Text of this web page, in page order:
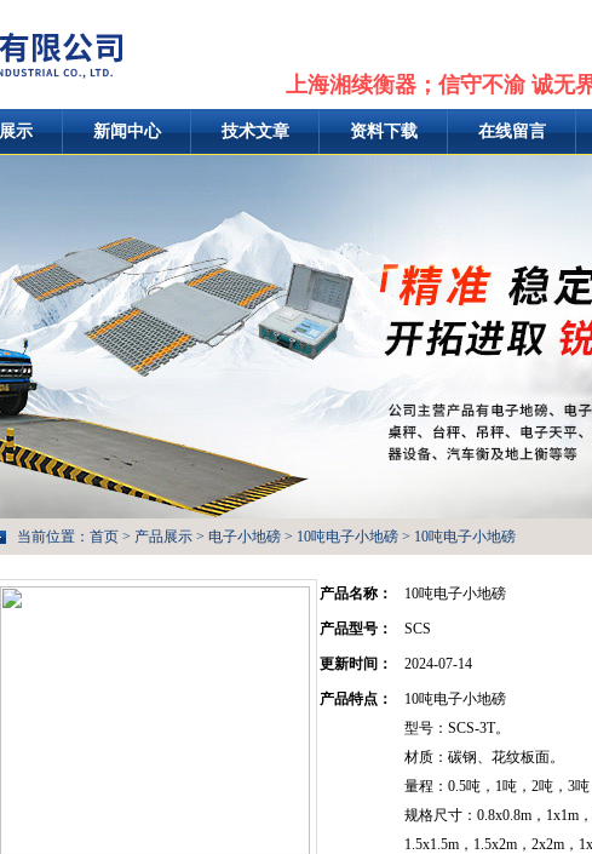
上海湘续衡器；信守不渝 诚无
示 新闻中心 技术文章 资料下载 在线留言
当前位置： 首页 > 产品展示 > 电子小地磅 > 10吨电子小地磅 > 10吨电子小地磅
产品名称： 10吨电子小地磅
产品型号： SCS
更新时间： 2024-07-14
产品特点：
10吨电子小地磅
型号：SCS-3T。
材质：碳钢、花纹板面。
量程：0.5吨，1吨，2吨，3吨
规格尺寸：0.8x0.8m，1x1m，
1.5x1.5m，1.5x2m，2x2m，